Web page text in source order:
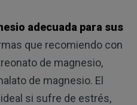
adecuada para sus
que recomiendo con
de magnesio,
de magnesio. El
si sufre de estrés,